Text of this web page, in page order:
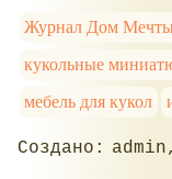
Журнал Дом
кукольные
мебель для кукол
admin